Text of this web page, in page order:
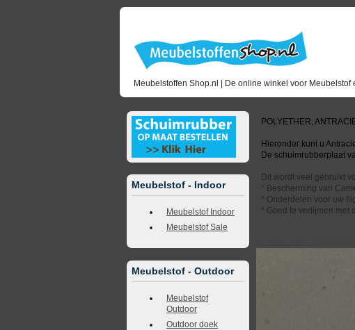
Meubelstoffen Shop.nl | De online winkel voor
Meubelstof - Indoor
Meubelstof Indoor
Meubelstof Sale
Meubelstof - Outdoor
Meubelstof
Outdoor
Outdoor doek
POLYETHER,
Hieronder kunt u
De schuimrubberplaat
Dit wordt veel gebruikt
* Bescherming van
* Onderdelen voor uw
* Goed te verlijmen met